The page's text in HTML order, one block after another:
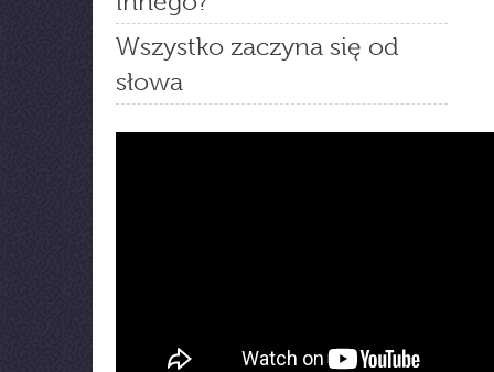
Wszystko zaczyna się od
słowa